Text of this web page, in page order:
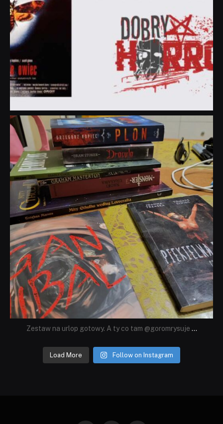
dobryhorror
Lip 31
Zestaw na urlop gotowy. A ty co tam @goromrysuje ...
Load More Follow on Instagram